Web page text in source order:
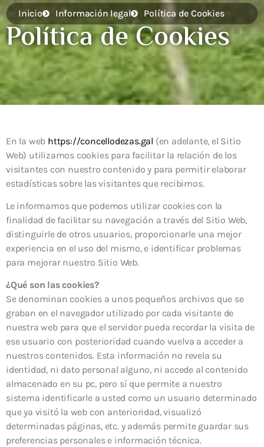
Inicio Información legal Política de Cookies
Política de Cookies
En la web https://concellodezas.gal (en adelante, el Sitio
Web) utilizamos cookies para facilitar la relación de los
visitantes con nuestro contenido y para permitir elaborar
estadísticas sobre las visitantes que recibimos.
Le informamos que podemos utilizar cookies con la
finalidad de facilitar su navegación a través del Sitio Web,
distinguirle de otros usuarios, proporcionarle una mejor
experiencia en el uso del mismo, e identificar problemas
para mejorar nuestro Sitio Web.
¿Qué son las cookies?
Se denominan cookies a unos pequeños archivos que se
graban en el navegador utilizado por cada visitante de
nuestra web para que el servidor pueda recordar la visita de
ese usuario con posterioridad cuando vuelva a acceder a
nuestros contenidos. Esta información no revela su
identidad, ni dato personal alguno, ni accede al contenido
almacenado en su pc, pero sí que permite a nuestro
sistema identificarle a usted como un usuario determinado
que ya visitó la web con anterioridad, visualizó
determinadas páginas, etc. y además permite guardar sus
preferencias personales e información técnica.